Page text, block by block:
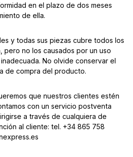
en el plazo de dos meses
de ella.
y todas sus piezas cubre todos los
no los causados por un uso
No olvide conservar el
de compra del producto.
que nuestros clientes estén
con un servicio postventa
a través de cualquiera de
al cliente: tel. +34 865 758